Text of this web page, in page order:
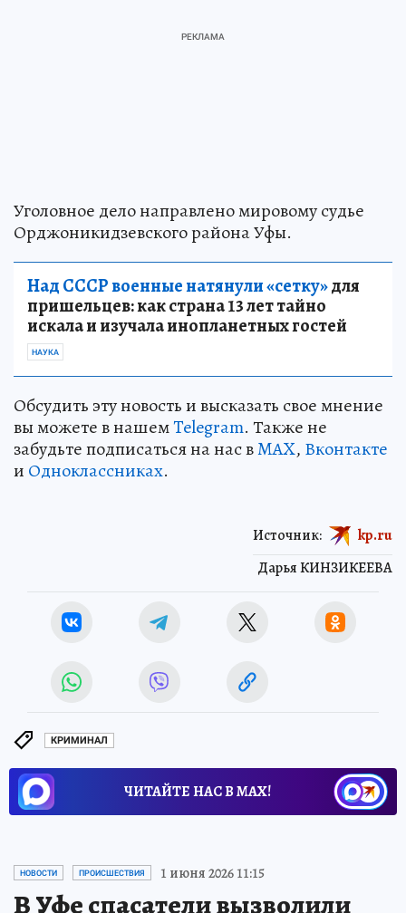
Уголовное дело направлено мировому судье
Орджоникидзевского района Уфы.
Над СССР военные натянули «сетку»для
пришельцев: как страна 13 лет тайно
искала и изучала инопланетных гостей
НАУКА
Обсудить эту новость и высказать свое мнение
вы можете в нашемTelegram. Также не
забудьте подписаться на нас вMAX, Вконтакте
и Одноклассниках.
Дарья КИНЗИКЕЕВА
Источник: kp.ru
КРИМИНАЛ
ЧИТАЙТЕ НАС В МАХ!
НОВОСТИ ПРОИСШЕСТВИЯ 1 июня 2026 11:15
В Уфе спасатели вызволили